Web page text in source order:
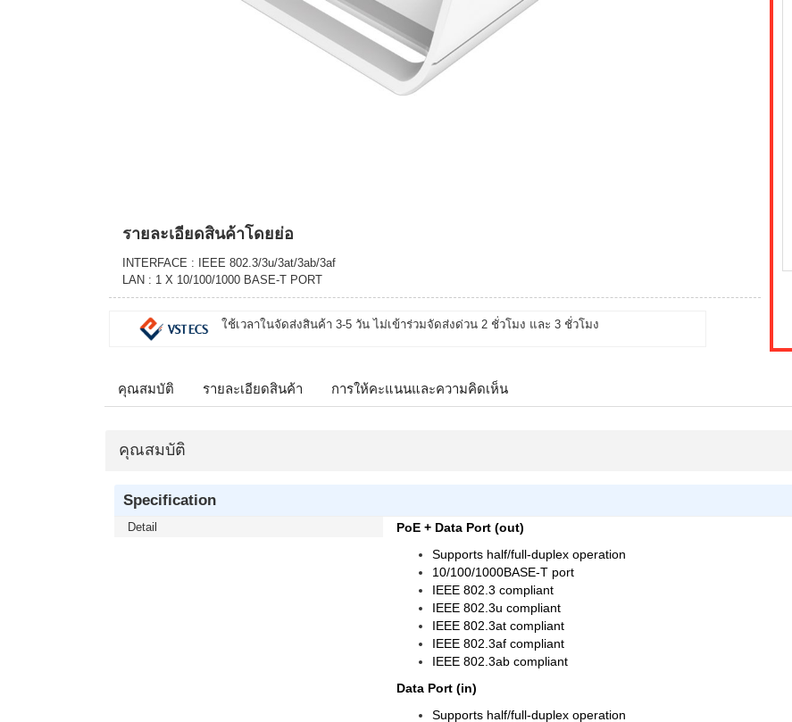
รายละเอียดสินค้าโดยย่อ
INTERFACE : IEEE 802.3/3u/3at/3ab/3af
LAN : 1 X 10/100/1000 BASE-T PORT
ใช้เวลาในจัดส่งสินค้า 3-5 วัน ไม่เข้าร่วมจัดส่งด่วน 2 ชั่วโมง และ 3 ชั่วโมง
คุณสมบัติ รายละเอียดสินค้า การให้คะแนนและความคิดเห็น
คุณสมบัติ
Specification
Detail
PoE + Data Port (out)
Supports half/full-duplex operation
10/100/1000BASE-T port
IEEE 802.3 compliant
IEEE 802.3u compliant
IEEE 802.3at compliant
IEEE 802.3af compliant
IEEE 802.3ab compliant
Data Port (in)
Supports half/full-duplex operation